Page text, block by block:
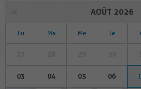
AOÛT 2026
Lu Ma Me Je
03 04 05 06